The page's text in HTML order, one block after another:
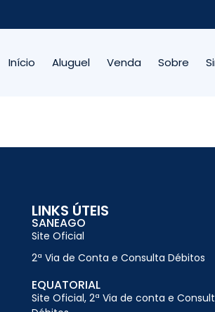
Início Aluguel Venda Sobre
LINKS ÚTEIS
SANEAGO
Site Oficial
2ª Via de Conta e Consulta Débitos
EQUATORIAL
Site Oficial, 2ª Via de conta e